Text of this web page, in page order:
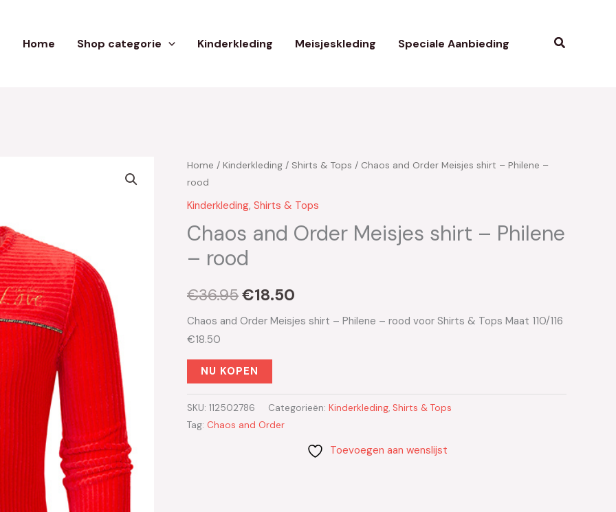
Home Shop categorie Kinderkleding Meisjeskleding Speciale Aanbieding Zoeken
Home / Kinderkleding / Shirts & Tops / Chaos and Order Meisjes shirt – Philene –
rood
Kinderkleding, Shirts & Tops
Chaos and Order Meisjes shirt – Philene
– rood
€36.95
Oorspronkelijke
prijs
was:
€36.95.
€18.50
Huidige
prijs
is:
Chaos and Order Meisjes shirt – Philene – rood voor Shirts & Tops Maat 110/116
€18.50
NU KOPEN
SKU: 112502786 Categorieën: Kinderkleding, Shirts & Tops
Tag: Chaos and Order
Toevoegen aan wenslijst